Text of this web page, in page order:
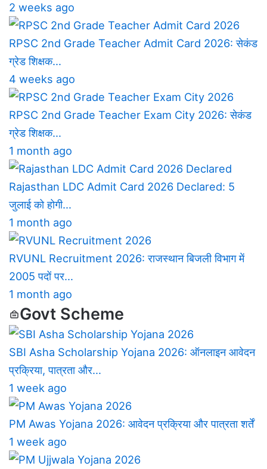
2 weeks ago
RPSC 2nd Grade Teacher Admit Card 2026: सेकंड
ग्रेड शिक्षक…
4 weeks ago
RPSC 2nd Grade Teacher Exam City 2026: सेकंड
ग्रेड शिक्षक…
1 month ago
Rajasthan LDC Admit Card 2026 Declared: 5
जुलाई को होगी…
1 month ago
RVUNL Recruitment 2026: राजस्थान बिजली विभाग में
2005 पदों पर…
1 month ago
Govt Scheme
SBI Asha Scholarship Yojana 2026: ऑनलाइन आवेदन
प्रक्रिया, पात्रता और…
1 week ago
PM Awas Yojana 2026: आवेदन प्रक्रिया और पात्रता शर्तें
1 week ago